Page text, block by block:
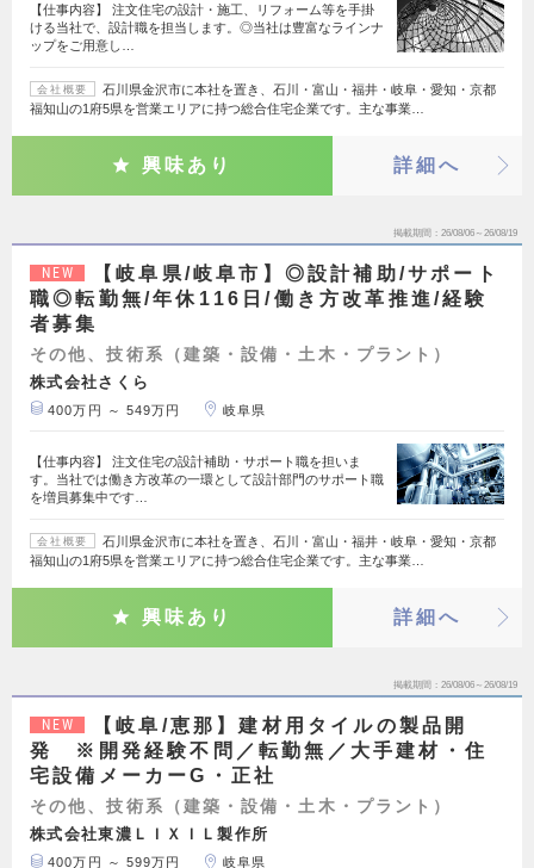
【仕事内容】 注文住宅の設計・施工、リフォーム等を手掛
ける当社で、設計職を担当します。◎当社は豊富なラインナ
ップをご用意し…
会社概要
石川県金沢市に本社を置き、石川・富山・福井・岐阜・愛知・京都
福知山の1府5県を営業エリアに持つ総合住宅企業です。主な事業…
興味あり 詳細へ
掲載期間 26/08/06～26/08/19
NEW
【岐阜県/岐阜市】◎設計補助/サポート
職◎転勤無/年休116日/働き方改革推進/経験
者募集
その他、技術系（建築・設備・土木・プラント）
株式会社さくら
400万円 ～ 549万円 岐阜県
【仕事内容】 注文住宅の設計補助・サポート職を担いま
す。当社では働き方改革の一環として設計部門のサポート職
を増員募集中です…
会社概要
石川県金沢市に本社を置き、石川・富山・福井・岐阜・愛知・京都
福知山の1府5県を営業エリアに持つ総合住宅企業です。主な事業…
興味あり 詳細へ
掲載期間 26/08/06～26/08/19
NEW
【岐阜/恵那】建材用タイルの製品開
発 ※開発経験不問／転勤無／大手建材・住
宅設備メーカーG・正社
その他、技術系（建築・設備・土木・プラント）
株式会社東濃ＬＩＸＩＬ製作所
400万円 ～ 599万円 岐阜県